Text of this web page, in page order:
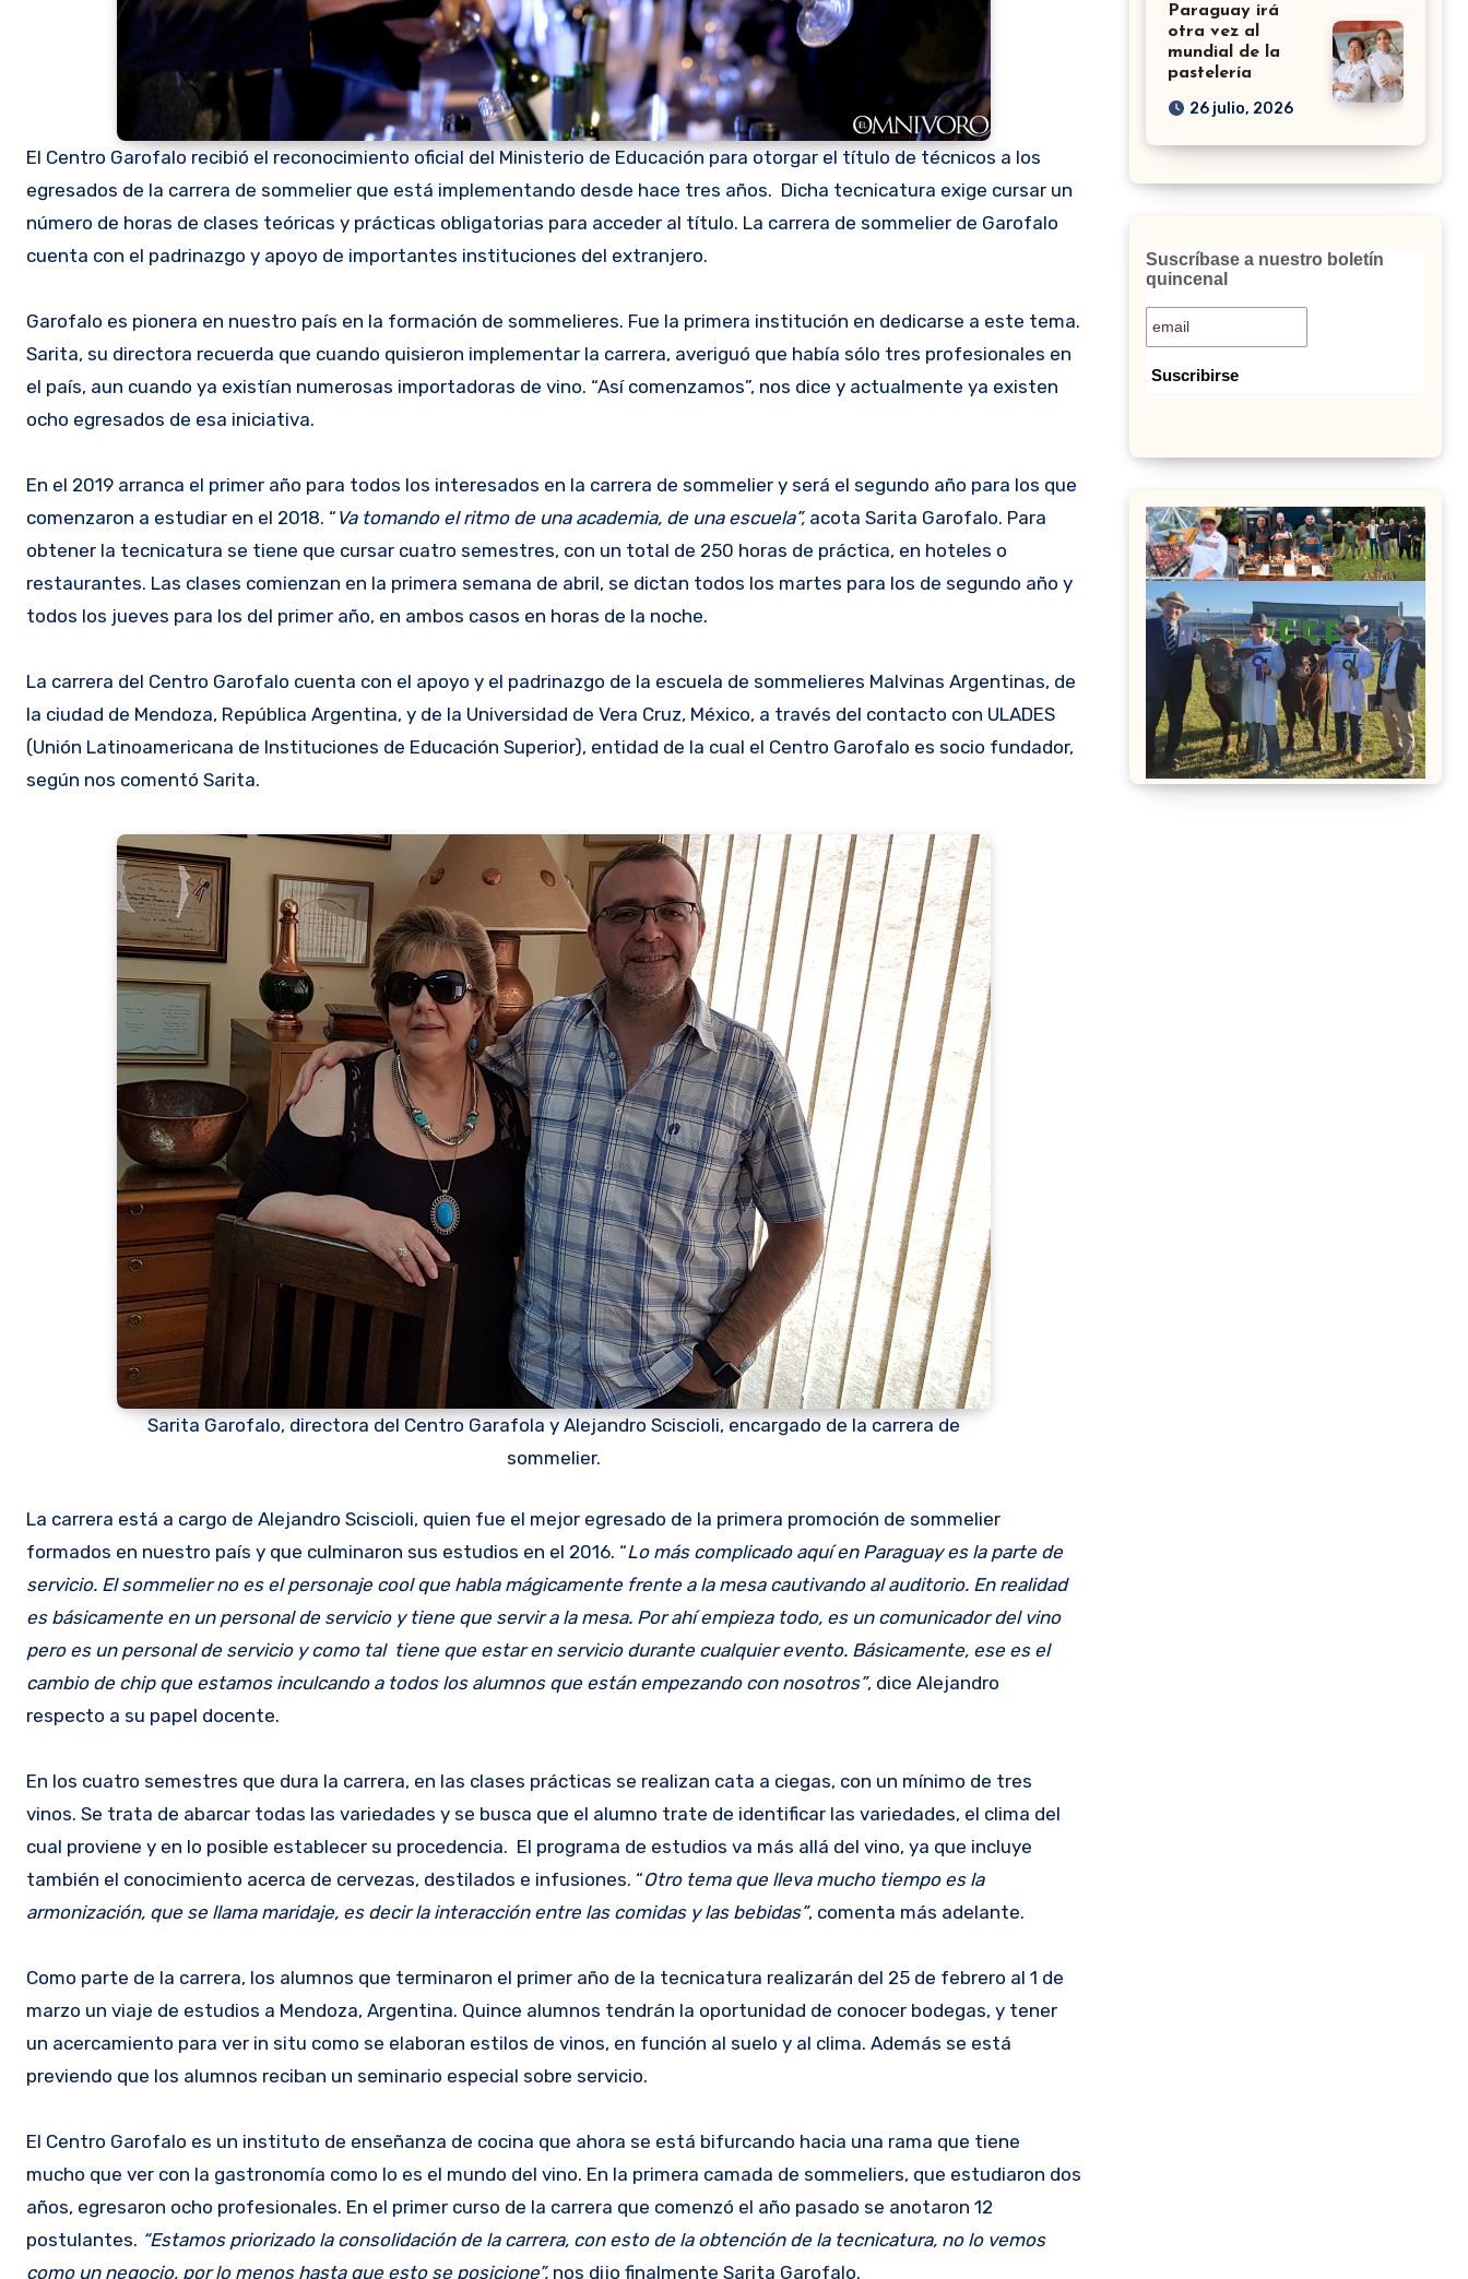
El Centro Garofalo recibió el reconocimiento oficial del Ministerio de Educación para otorgar el título de técnicos a los
egresados de la carrera de sommelier que está implementando desde hace tres años. Dicha tecnicatura exige cursar un
número de horas de clases teóricas y prácticas obligatorias para acceder al título. La carrera de sommelier de Garofalo
cuenta con el padrinazgo y apoyo de importantes instituciones del extranjero.
Garofalo es pionera en nuestro país en la formación de sommelieres. Fue la primera institución en dedicarse a este tema.
Sarita, su directora recuerda que cuando quisieron implementar la carrera, averiguó que había sólo tres profesionales en
el país, aun cuando ya existían numerosas importadoras de vino. “Así comenzamos”, nos dice y actualmente ya existen
ocho egresados de esa iniciativa.
En el 2019 arranca el primer año para todos los interesados en la carrera de sommelier y será el segundo año para los que
comenzaron a estudiar en el 2018. “ Va tomando el ritmo de una academia, de una escuela”, acota Sarita Garofalo. Para
obtener la tecnicatura se tiene que cursar cuatro semestres, con un total de 250 horas de práctica, en hoteles o
restaurantes. Las clases comienzan en la primera semana de abril, se dictan todos los martes para los de segundo año y
todos los jueves para los del primer año, en ambos casos en horas de la noche.
La carrera del Centro Garofalo cuenta con el apoyo y el padrinazgo de la escuela de sommelieres Malvinas Argentinas, de
la ciudad de Mendoza, República Argentina, y de la Universidad de Vera Cruz, México, a través del contacto con ULADES
(Unión Latinoamericana de Instituciones de Educación Superior), entidad de la cual el Centro Garofalo es socio fundador,
según nos comentó Sarita.
Sarita Garofalo, directora del Centro Garafola y Alejandro Sciscioli, encargado de la carrera de
sommelier.
La carrera está a cargo de Alejandro Sciscioli, quien fue el mejor egresado de la primera promoción de sommelier
formados en nuestro país y que culminaron sus estudios en el 2016. “Lo más complicado aquí en Paraguay es la parte de
servicio. El sommelier no es el personaje cool que habla mágicamente frente a la mesa cautivando al auditorio. En realidad
es básicamente en un personal de servicio y tiene que servir a la mesa. Por ahí empieza todo, es un comunicador del vino
pero es un personal de servicio y como tal tiene que estar en servicio durante cualquier evento. Básicamente, ese es el
cambio de chip que estamos inculcando a todos los alumnos que están empezando con nosotros”, dice Alejandro
respecto a su papel docente.
En los cuatro semestres que dura la carrera, en las clases prácticas se realizan cata a ciegas, con un mínimo de tres
vinos. Se trata de abarcar todas las variedades y se busca que el alumno trate de identificar las variedades, el clima del
cual proviene y en lo posible establecer su procedencia. El programa de estudios va más allá del vino, ya que incluye
también el conocimiento acerca de cervezas, destilados e infusiones. “Otro tema que lleva mucho tiempo es la
armonización, que se llama maridaje, es decir la interacción entre las comidas y las bebidas”, comenta más adelante.
Como parte de la carrera, los alumnos que terminaron el primer año de la tecnicatura realizarán del 25 de febrero al 1 de
marzo un viaje de estudios a Mendoza, Argentina. Quince alumnos tendrán la oportunidad de conocer bodegas, y tener
un acercamiento para ver in situ como se elaboran estilos de vinos, en función al suelo y al clima. Además se está
previendo que los alumnos reciban un seminario especial sobre servicio.
El Centro Garofalo es un instituto de enseñanza de cocina que ahora se está bifurcando hacia una rama que tiene
mucho que ver con la gastronomía como lo es el mundo del vino. En la primera camada de sommeliers, que estudiaron dos
años, egresaron ocho profesionales. En el primer curso de la carrera que comenzó el año pasado se anotaron 12
postulantes. “Estamos priorizado la consolidación de la carrera, con esto de la obtención de la tecnicatura, no lo vemos
como un negocio, por lo menos hasta que esto se posicione”, nos dijo finalmente Sarita Garofalo.
Paraguay irá
otra vez al
mundial de la
pastelería
26 julio, 2026
Suscríbase a nuestro boletín
quincenal